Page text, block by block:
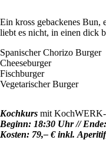
Ein kross gebackenes Bun,
liebt es nicht, in einen dick
Spanischer Chorizo Burger
Cheeseburger
Fischburger
Vegetarischer Burger
Kochkurs mit
Beginn: 18:30 Uhr //
Kosten: 79,– € inkl.